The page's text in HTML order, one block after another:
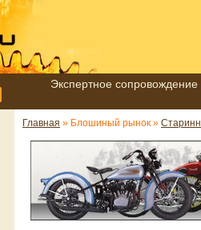
Экспертное
Главная » Блошиный рынок »